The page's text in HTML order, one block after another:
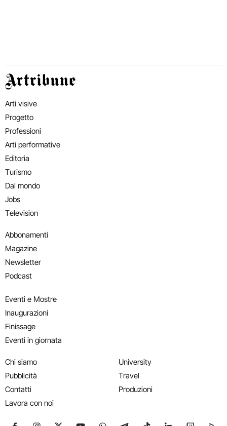
Artribune
Arti visive
Progetto
Professioni
Arti performative
Editoria
Turismo
Dal mondo
Jobs
Television
Abbonamenti
Magazine
Newsletter
Podcast
Eventi e Mostre
Inaugurazioni
Finissage
Eventi in giornata
Chi siamo
Pubblicità
Contatti
Lavora con noi
University
Travel
Produzioni
Seguici su Facebook
Seguici su Instagram
Seguici su X
Seguici su YouTube
Seguici su WhatsApp
Seguici su Telegram
Seguici su TikTok
Seguici su
Seguici